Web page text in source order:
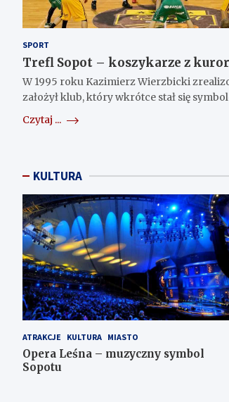
SPORT
Trefl Sopot – koszykarze z
W 1995 roku Kazimierz Wierzbicki
założył klub, który wkrótce stał się
Czytaj ...
KULTURA
ATRAKCJE KULTURA MIASTO
Opera Leśna – muzyczny symbol
Sopotu